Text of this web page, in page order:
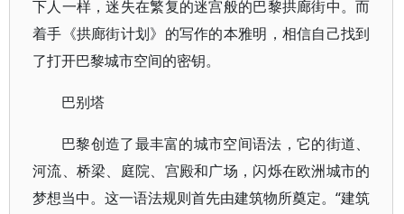
下人一样，迷失在繁复的迷宫般的巴黎拱廊街中。而
着手《拱廊街计划》的写作的本雅明，相信自己找到
了打开巴黎城市空间的密钥。
巴别塔
巴黎创造了最丰富的城市空间语法，它的街道、
河流、桥梁、庭院、宫殿和广场，闪烁在欧洲城市的
梦想当中。这一语法规则首先由建筑物所奠定。“建筑